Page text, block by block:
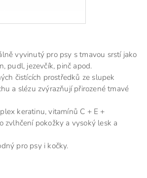
vyvinutý pro psy s tmavou srstí jako
pudl, jezevčík, pinč apod.
čistících prostředků ze slupek
a slézu zvýrazňují přirozené tmavé
keratinu, vitamínů C + E +
zvlhčení pokožky a vysoký lesk a
pro psy i kočky.